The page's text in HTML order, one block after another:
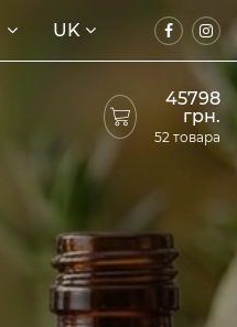
UK
45798
грн.
52 товара